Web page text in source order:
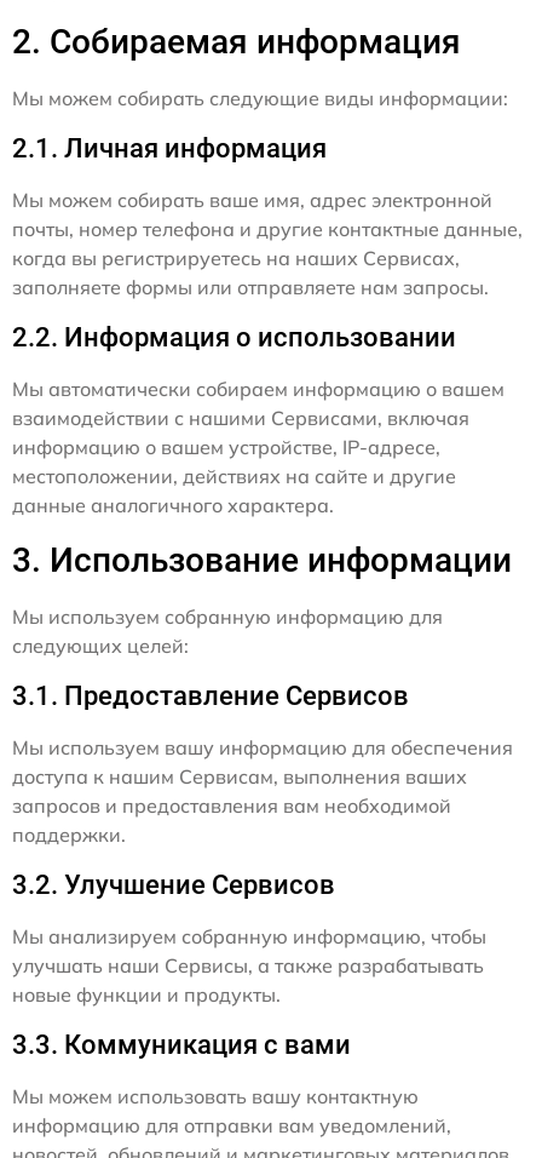
2. Собираемая информация
Мы можем собирать следующие виды информации:
2.1. Личная информация
Мы можем собирать ваше имя, адрес электронной
почты, номер телефона и другие контактные данные,
когда вы регистрируетесь на наших Сервисах,
заполняете формы или отправляете нам запросы.
2.2. Информация о использовании
Мы автоматически собираем информацию о вашем
взаимодействии с нашими Сервисами, включая
информацию о вашем устройстве, IP-адресе,
местоположении, действиях на сайте и другие
данные аналогичного характера.
3. Использование информации
Мы используем собранную информацию для
следующих целей:
3.1. Предоставление Сервисов
Мы используем вашу информацию для обеспечения
доступа к нашим Сервисам, выполнения ваших
запросов и предоставления вам необходимой
поддержки.
3.2. Улучшение Сервисов
Мы анализируем собранную информацию, чтобы
улучшать наши Сервисы, а также разрабатывать
новые функции и продукты.
3.3. Коммуникация с вами
Мы можем использовать вашу контактную
информацию для отправки вам уведомлений,